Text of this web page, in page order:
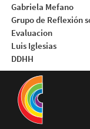
Gabriela Mefano
Grupo de Reflexión
Evaluacion
Luis Iglesias
DDHH